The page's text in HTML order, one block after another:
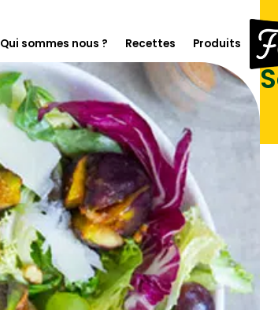
Qui sommes nous ?
En immersion chez Florette
Notre histoire
On s’engage pour le climat
Florette pour les professionnels
Recettes Produits
Les
Les